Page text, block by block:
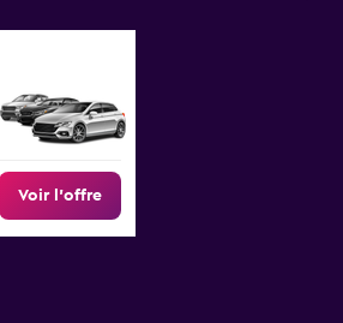
Voir l’offre